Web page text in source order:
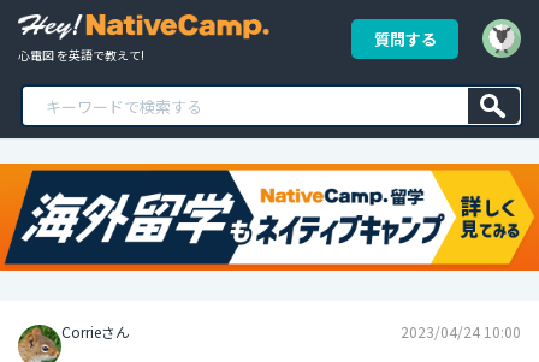
心電図 を英語で教えて!
質問する
Corrieさん 2023/04/24 10:00